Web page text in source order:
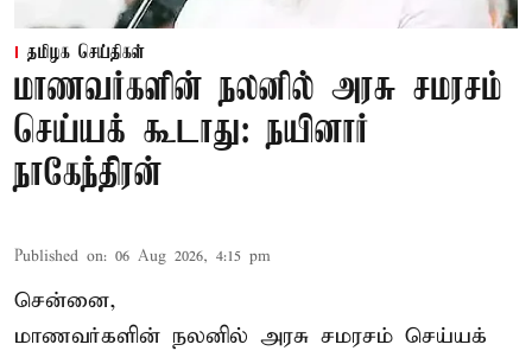
தமிழக செய்திகள்
மாணவர்களின் நலனில் அரசு சமரசம்
செய்யக் கூடாது: நயினார்
நாகேந்திரன்
Published on: 06 Aug 2026, 4:15 pm
சென்னை,
மாணவர்களின் நலனில் அரசு சமரசம் செய்யக்